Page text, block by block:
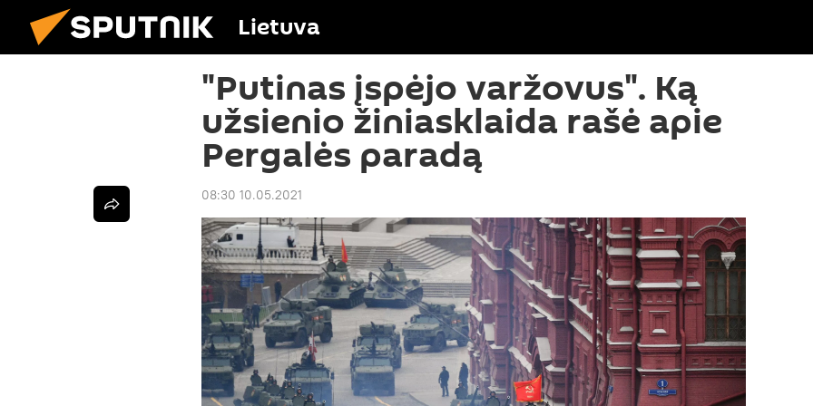
Lietuva
"Putinas įspėjo varžovus". Ką
užsienio žiniasklaida rašė apie
Pergalės paradą
08:30 10.05.2021